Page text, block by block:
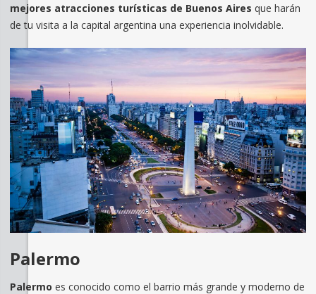
mejores atracciones turísticas de Buenos Aires que harán
de tu visita a la capital argentina una experiencia inolvidable.
Palermo
Palermo es conocido como el barrio más grande y moderno de